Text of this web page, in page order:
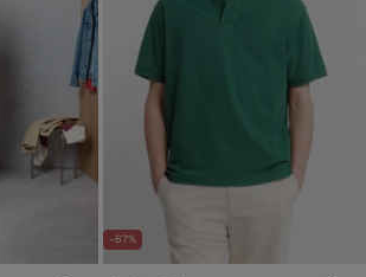
-67%